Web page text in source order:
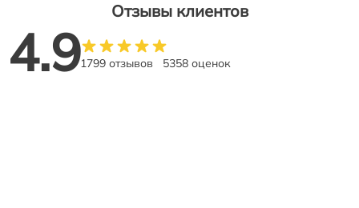
Отзывы клиентов
4.91799 отзывов 5358 оценок